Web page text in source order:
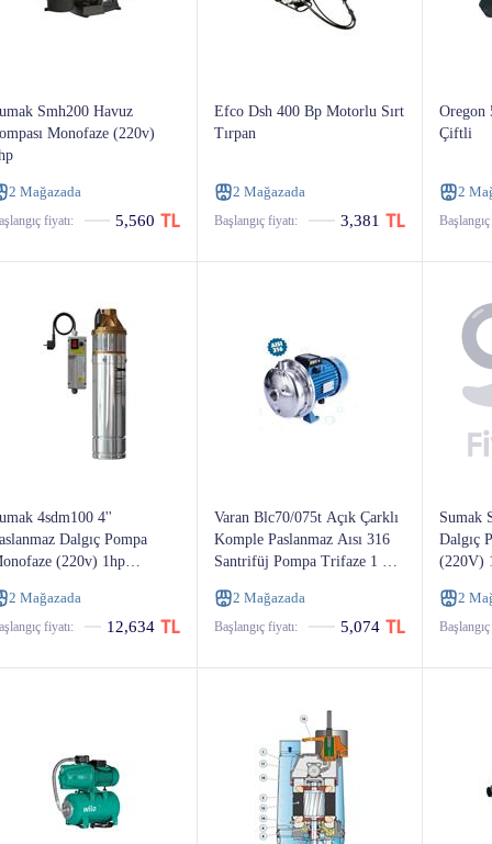
Smh200 Havuz
Monofaze (220v)
2 Mağazada
​​fiyatı: 5,560
Efco Dsh 400 Bp Motorlu Sırt
Tırpan
2 Mağazada
Başlangıç ​​fiyatı: 3,381
Oregon
Çiftli
2
4sdm100 4''
Dalgıç Pompa
(220v) 1hp
2 Mağazada
​​fiyatı: 12,634
Varan Blc70/075t Açık Çarklı
Komple Paslanmaz Aısı 316
Santrifüj Pompa Trifaze 1 Hp
2 Mağazada
Başlangıç ​​fiyatı: 5,074
Sumak
Dalgıç
(220V)
2